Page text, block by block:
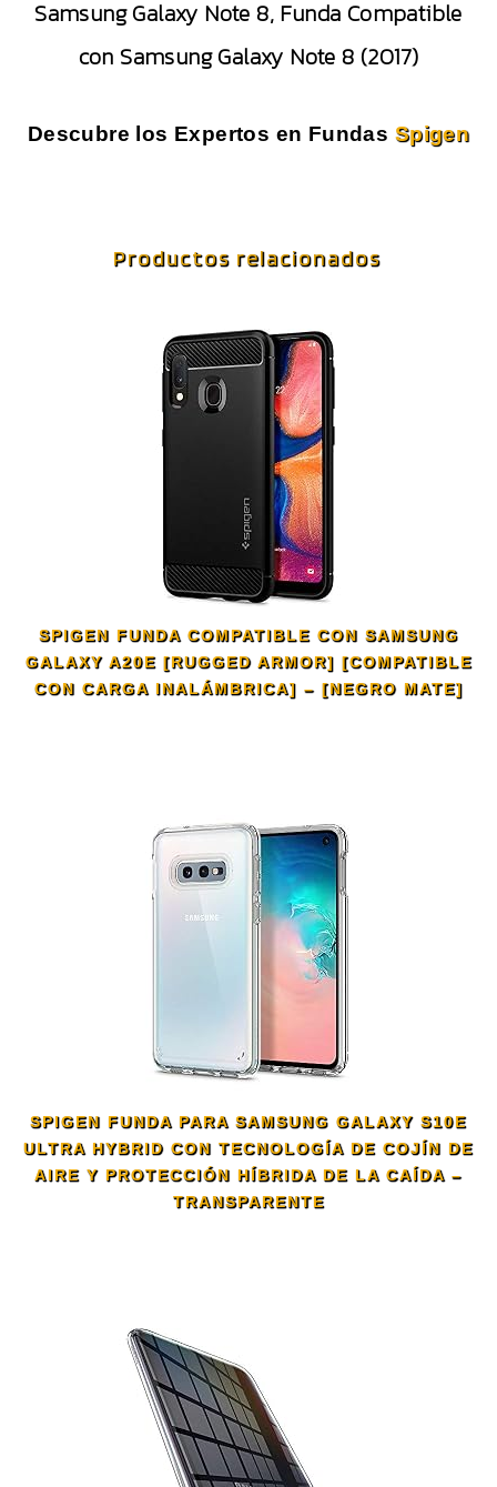
Samsung Galaxy Note 8, Funda Compatible
con Samsung Galaxy Note 8 (2017)
Descubre los Expertos en Fundas Spigen
Productos relacionados
SPIGEN FUNDA COMPATIBLE CON SAMSUNG
GALAXY A20E [RUGGED ARMOR] [COMPATIBLE
CON CARGA INALÁMBRICA] – [NEGRO MATE]
SPIGEN FUNDA PARA SAMSUNG GALAXY S10E
ULTRA HYBRID CON TECNOLOGÍA DE COJÍN DE
AIRE Y PROTECCIÓN HÍBRIDA DE LA CAÍDA –
TRANSPARENTE